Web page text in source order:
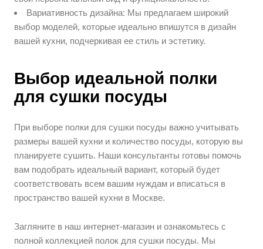
Вариативность дизайна: Мы предлагаем широкий
выбор моделей, которые идеально впишутся в дизайн
вашей кухни, подчеркивая ее стиль и эстетику.
Выбор идеальной полки
для сушки посуды
При выборе полки для сушки посуды важно учитывать
размеры вашей кухни и количество посуды, которую вы
планируете сушить. Наши консультанты готовы помочь
вам подобрать идеальный вариант, который будет
соответствовать всем вашим нуждам и вписаться в
пространство вашей кухни в Москве.
Загляните в наш интернет-магазин и ознакомьтесь с
полной коллекцией полок для сушки посуды. Мы